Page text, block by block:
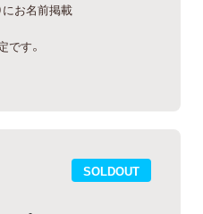
にお名前掲載
です。
SOLDOUT